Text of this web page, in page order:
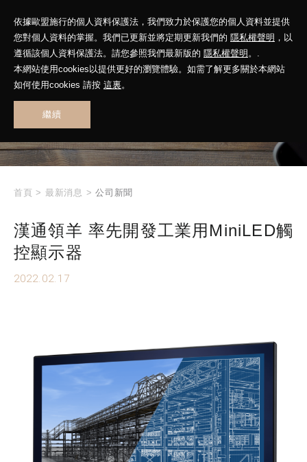
依據歐盟施行的個人資料保護法，我們致力於保護您的個人資料並提供
您對個人資料的掌握。我們已更新並將定期更新我們的 隱私權聲明 ，以
遵循該個人資料保護法。請您參照我們最新版的 隱私權聲明 。.
本網站使用cookies以提供更好的瀏覽體驗。如需了解更多關於本網站
如何使用cookies 請按 這裏。
繼續
WHAT'S NEW
首頁 > 最新消息 > 公司新聞
漢通領羊 率先開發工業用MiniLED觸
控顯示器
2022.02.17